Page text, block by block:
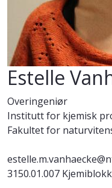
Estelle
Overingeniør
Institutt for kjemisk
Fakultet for
3150.01.007